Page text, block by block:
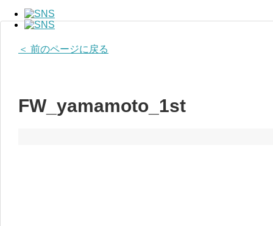
＜ 前のページに戻る
FW_yamamoto_1st